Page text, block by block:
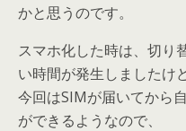
かと思うのです。
スマホ化した時は、切り
い時間が発生しましたけど
今回はSIMが届いてから
ができるようなので、